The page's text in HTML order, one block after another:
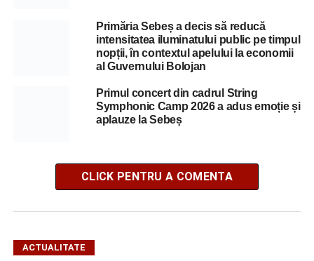
Primăria Sebeș a decis să reducă
intensitatea iluminatului public pe timpul
nopții, în contextul apelului la economii
al Guvernului Bolojan
Primul concert din cadrul String
Symphonic Camp 2026 a adus emoție și
aplauze la Sebeș
CLICK PENTRU A COMENTA
ACTUALITATE